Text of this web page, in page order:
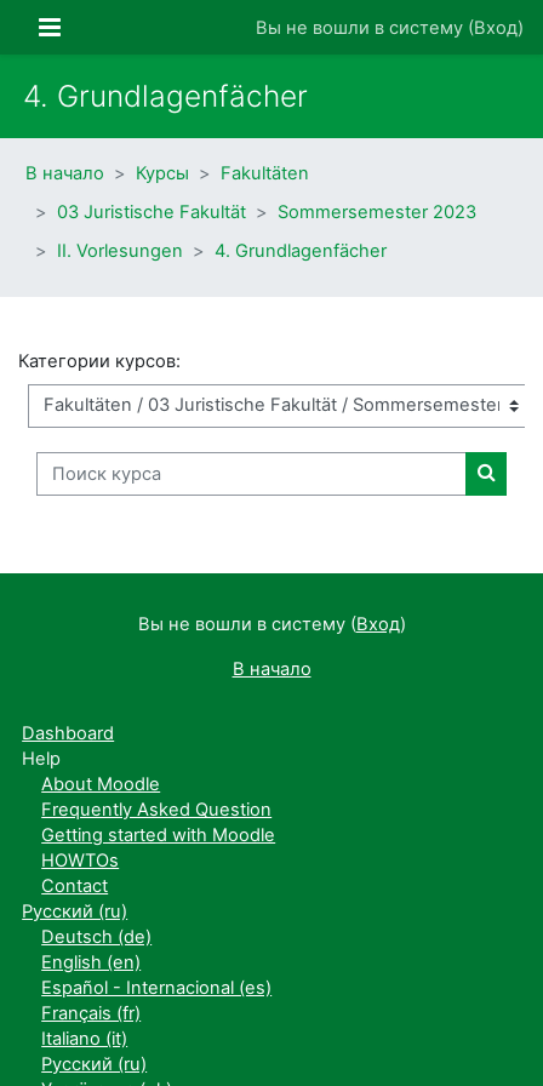
Боковая панельВы не вошли в систему (Вход)
4. Grundlagenfächer
В начало Курсы
Fakultäten
03 Juristische Fakultät
Sommersemester 2023
II. Vorlesungen
4. Grundlagenfächer
Категории курсов:
Поиск курса
Поиск
Вы не вошли в систему (Вход)
В начало
Dashboard
Help
About Moodle
Frequently Asked Question
Getting started with Moodle
HOWTOs
Contact
Русский ‎(ru)‎
Deutsch ‎(de)‎
English ‎(en)‎
Español - Internacional ‎(es)‎
Français ‎(fr)‎
Italiano ‎(it)‎
Русский ‎(ru)‎